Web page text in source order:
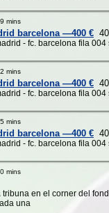
mins
barcelona —400 €
- fc. barcelona fila
mins
barcelona —400 €
- fc. barcelona fila
mins
barcelona —400 €
- fc. barcelona fila
mins
en el corner del
una